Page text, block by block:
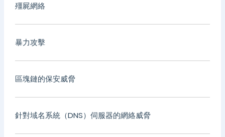
殭屍網絡
暴力攻擊
區塊鏈的保安威脅
針對域名系統（DNS）伺服器的網絡威脅